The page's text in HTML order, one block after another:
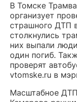
В Томске
организует
страшного ДТП
столкнулись
них выпали
один погиб.
проверят
vtomske.ru в
Масштабное